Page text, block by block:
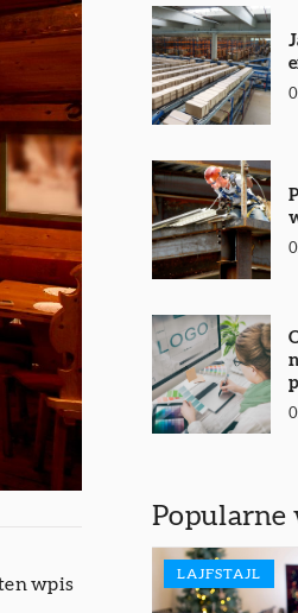
wpis
Popularne
LAJFSTAJL